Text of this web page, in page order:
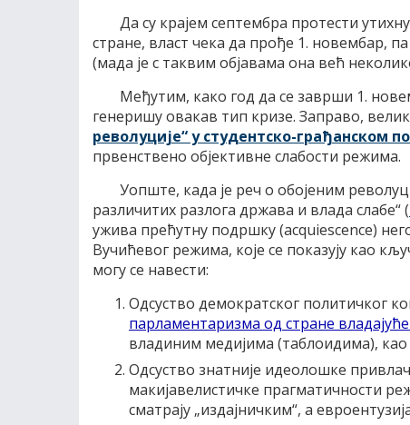
Да су крајем септембра протести
стране, власт чека да прође 1. новембар,
(мада је с таквим објавама она већ
Међутим, како год да се заврши 1.
генеришу овакав тип кризе. Заправо,
револуције“ у студентско-грађанском
првенствено објективне слабости режима.
Уопште, када је реч о обојеним
различитих разлога држава и влада слабе“ (
ужива прећутну подршку (acquiescence)
Вучићевог режима, које се показују као
могу се навести:
Одсуство демократског политичког
парламентаризма од стране
владиним медијима (таблоидима), као
Одсуство знатније идеолошке
макијавелистичке прагматичности
сматрају „издајничким“, а